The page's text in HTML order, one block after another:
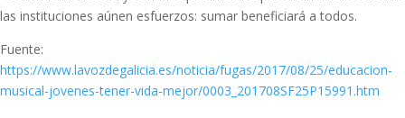
las instituciones aúnen esfuerzos: sumar beneficiará a todos.
Fuente:
https://www.lavozdegalicia.es/noticia/fugas/2017/08/25/educacion-
musical-jovenes-tener-vida-mejor/0003_201708SF25P15991.htm